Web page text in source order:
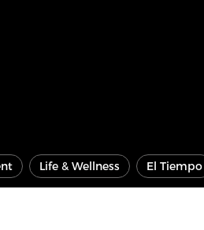
Life & Wellness El Tiempo